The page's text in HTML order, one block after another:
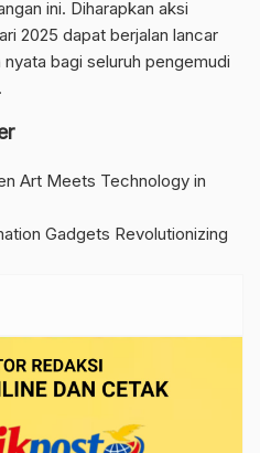
ini. Diharapkan aksi
2025 dapat berjalan lancar
bagi seluruh pengemudi
Art Meets Technology in
Gadgets Revolutionizing